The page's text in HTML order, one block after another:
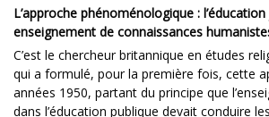
L’approche phénoménologique :
enseignement de connaissances
C’est le chercheur britannique en études
qui a formulé, pour la première fois, cette
années 1950, partant du principe que
dans l’éducation publique devait conduire